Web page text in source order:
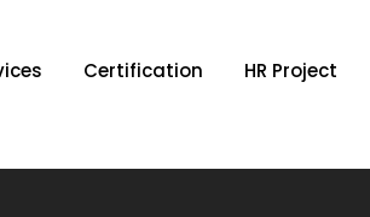
Certification HR Project